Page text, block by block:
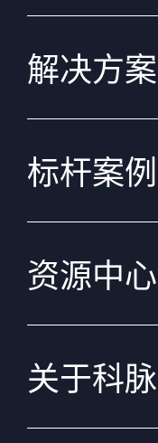
解决方案
标杆案例
资源中心
关于科脉